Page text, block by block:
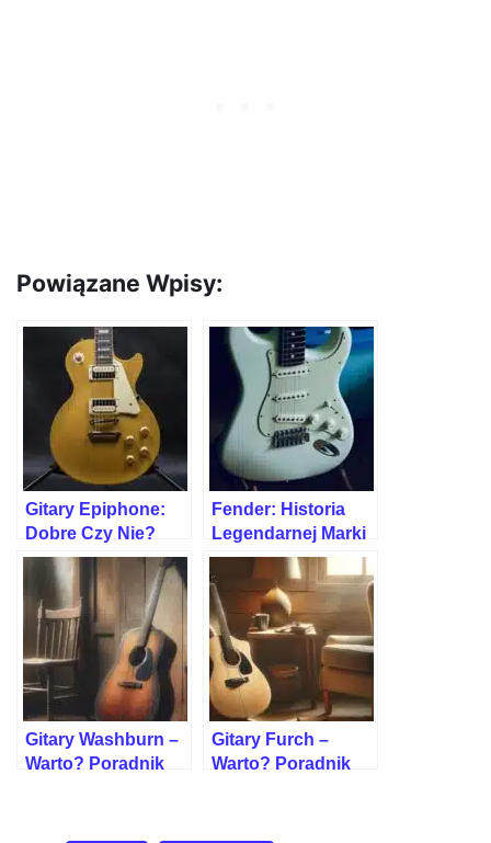
Powiązane Wpisy:
Gitary Epiphone:
Dobre Czy Nie?
Opinia Gitarzysty
Fender: Historia
Legendarnej Marki
Gitarowej
Gitary Washburn –
Warto? Poradnik
Gitary Furch –
Warto? Poradnik